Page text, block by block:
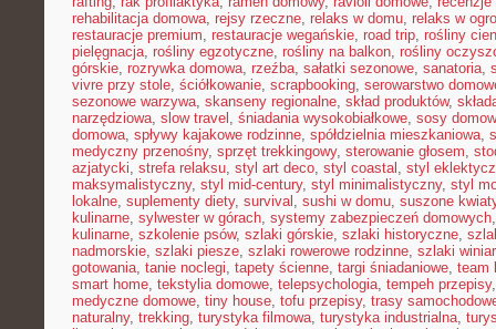
rehabilitacja domowa, rejsy rzeczne, relaks w domu, relaks w
restauracje premium, restauracje wegańskie, road trip, rośliny
pielęgnacja, rośliny egzotyczne, rośliny na balkon, rośliny
górskie, rozrywka domowa, rzeźba, sałatki sezonowe, sanatoria,
vivre przy stole, ściółkowanie, scrapbooking, serowarstwo
sezonowe warzywa, skanseny regionalne, skład produktów,
narzędziowa, slow travel , śniadania wysokobiałkowe, sosy
domowa, spływy kajakowe rodzinne, spółdzielnia mieszkaniowa,
medyczny przenośny, sprzęt trekkingowy, sterowanie głosem,
azjatycki, strefa relaksu, styl art deco, styl coastal , styl
maksymalistyczny, styl mid-century, styl minimalistyczny, styl
lokalne, suplementy diety, survival , sushi w domu, suszone
kulinarne, sylwester w górach, systemy zabezpieczeń domowych
kulinarne, szkolenie psów, szlaki górskie, szlaki historyczne,
nadmorskie, szlaki piesze, szlaki rowerowe rodzinne, szlaki
gotowania, tanie noclegi, tapety ścienne, targi śniadaniowe, team
smart home, tekstylia domowe, telepsychologia, tempeh przepisy
medyczne domowe, tiny house, tofu przepisy, trasy
naturalny, trekking, turystyka filmowa, turystyka industrialna,